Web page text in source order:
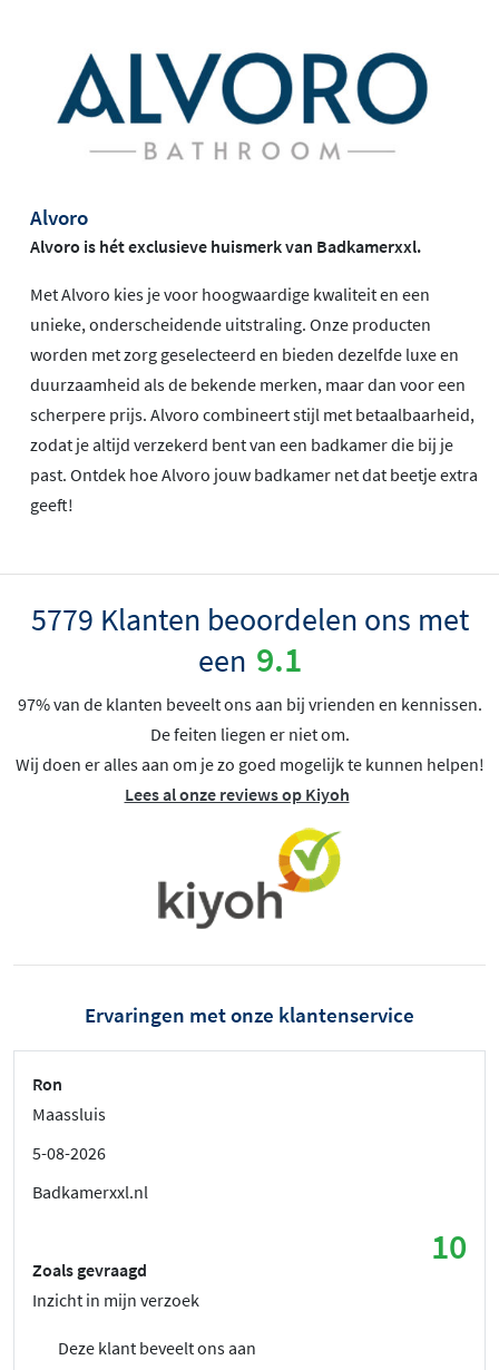
Alvoro
Alvoro is hét exclusieve huismerk van Badkamerxxl.
Met Alvoro kies je voor hoogwaardige kwaliteit en een
unieke, onderscheidende uitstraling. Onze producten
worden met zorg geselecteerd en bieden dezelfde luxe en
duurzaamheid als de bekende merken, maar dan voor een
scherpere prijs. Alvoro combineert stijl met betaalbaarheid,
zodat je altijd verzekerd bent van een badkamer die bij je
past. Ontdek hoe Alvoro jouw badkamer net dat beetje extra
geeft!
5779 Klanten beoordelen ons met
een 9.1
97% van de klanten beveelt ons aan bij vrienden en kennissen.
De feiten liegen er niet om.
Wij doen er alles aan om je zo goed mogelijk te kunnen helpen!
Lees al onze reviews op Kiyoh
Ervaringen met onze klantenservice
Ron
Maassluis
5-08-2026
Badkamerxxl.nl
10
Zoals gevraagd
Inzicht in mijn verzoek
Deze klant beveelt ons aan